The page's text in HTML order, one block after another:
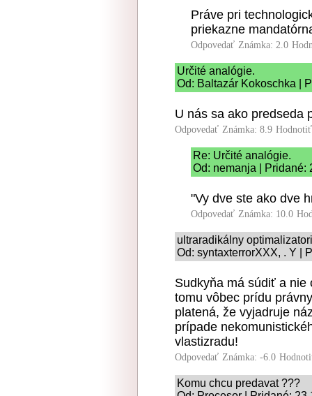
Práve pri
priekazne
Odpovedať Známka: 2.0
Určité analógie.
Od: Baltazár Kokoschka |
U nás sa ako predseda
Odpovedať Známka: 8.9
Re: Určité analógie.
Od: nemanja | Pridané:
"Vy dve ste ako dve
Odpovedať Známka: 10.0
ultraradikálny
Od: syntaxterrorXXX, . Y |
Sudkyňa má súdiť a nie
tomu vôbec prídu
platená, že vyjadruje
prípade
vlastizradu!
Odpovedať Známka: -6.0
Komu chcu predavat ???